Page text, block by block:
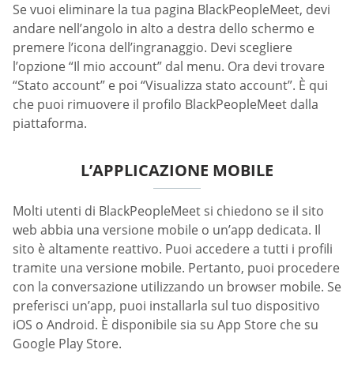
Se vuoi eliminare la tua pagina BlackPeopleMeet, devi
andare nell’angolo in alto a destra dello schermo e
premere l’icona dell’ingranaggio. Devi scegliere
l’opzione “Il mio account” dal menu. Ora devi trovare
“Stato account” e poi “Visualizza stato account”. È qui
che puoi rimuovere il profilo BlackPeopleMeet dalla
piattaforma.
L’APPLICAZIONE MOBILE
Molti utenti di BlackPeopleMeet si chiedono se il sito
web abbia una versione mobile o un’app dedicata. Il
sito è altamente reattivo. Puoi accedere a tutti i profili
tramite una versione mobile. Pertanto, puoi procedere
con la conversazione utilizzando un browser mobile. Se
preferisci un’app, puoi installarla sul tuo dispositivo
iOS o Android. È disponibile sia su App Store che su
Google Play Store.